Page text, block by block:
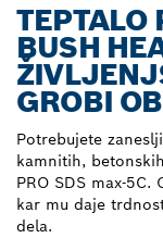
TEPTALO
BUSH
GROBI
Potrebujete
kamnitih,
PRO SDS max-
kar mu daje
dela.